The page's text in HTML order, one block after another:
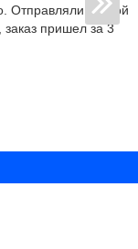
Отправляли почтой
заказ пришел за 3